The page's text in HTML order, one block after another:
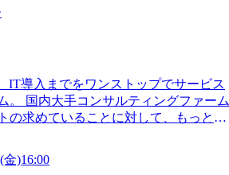
IT導入までをワンストップでサービス
。 国内大手コンサルティングファーム
の求めていることに対して、もっと自
で会社を設立 PwC・アクセンチュア
じめ、SIerや事業会社出身者など、
金)16:00